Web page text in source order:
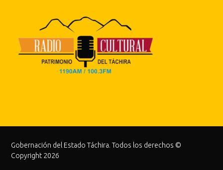
Gobernación del Estado Táchira. Todos los derechos ©
Copyright 2026